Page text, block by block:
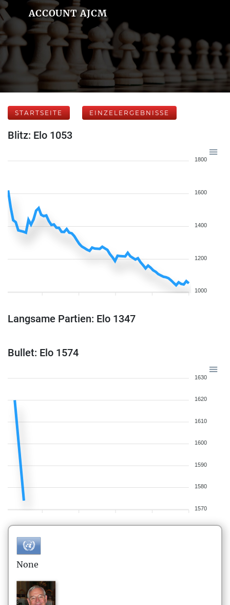
ACCOUNT AJCM
STARTSEITE EINZELERGEBNISSE
Blitz: Elo 1053
1800
1600
1400
1200
1000
Langsame Partien: Elo 1347
Bullet: Elo 1574
1630
1620
1610
1600
1590
1580
1570
None